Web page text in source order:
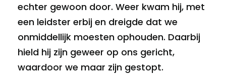
echter gewoon door. Weer kwam hij, met
een leidster erbij en dreigde dat we
onmiddellijk moesten ophouden. Daarbij
hield hij zijn geweer op ons gericht,
waardoor we maar zijn gestopt.